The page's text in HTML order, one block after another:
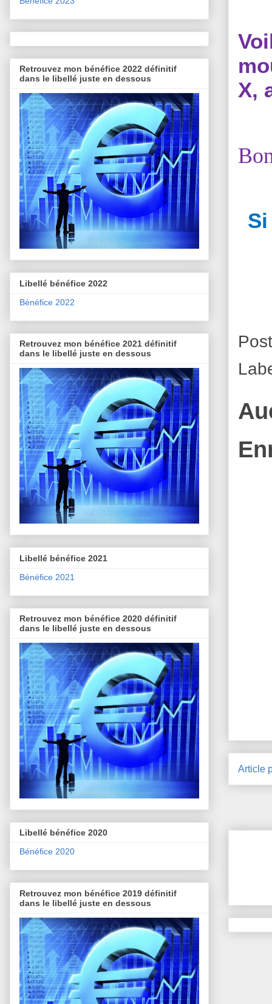
X,
Article
Retrouvez mon bénéfice 2022 définitif
dans le libellé juste en dessous
Libellé bénéfice 2022
Bénéfice 2022
Retrouvez mon bénéfice 2021 définitif
dans le libellé juste en dessous
Libellé bénéfice 2021
Bénéfice 2021
Retrouvez mon bénéfice 2020 définitif
dans le libellé juste en dessous
Libellé bénéfice 2020
Bénéfice 2020
Retrouvez mon bénéfice 2019 définitif
dans le libellé juste en dessous